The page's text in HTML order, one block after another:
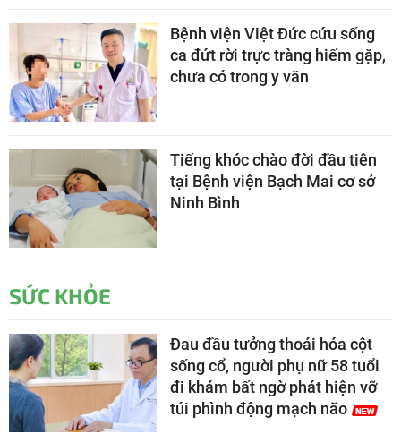
Bệnh viện Việt Đức cứu sống
ca đứt rời trực tràng hiếm gặp,
chưa có trong y văn
Tiếng khóc chào đời đầu tiên
tại Bệnh viện Bạch Mai cơ sở
Ninh Bình
SỨC KHỎE
Đau đầu tưởng thoái hóa cột
sống cổ, người phụ nữ 58 tuổi
đi khám bất ngờ phát hiện vỡ
túi phình động mạch não